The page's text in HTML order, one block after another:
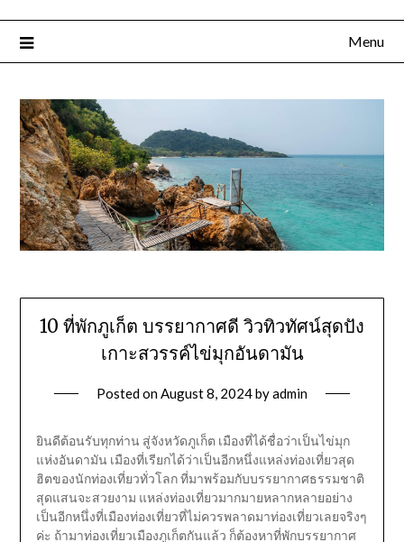
Menu
10 ที่พักภูเก็ต บรรยากาศดี วิวทิวทัศน์สุดปัง
เกาะสวรรค์ไข่มุกอันดามัน
Posted onAugust 8, 2024byadmin
ยินดีต้อนรับทุกท่าน สู่จังหวัดภูเก็ต เมืองที่ได้ชื่อว่าเป็นไข่มุก
แห่งอันดามัน เมืองที่เรียกได้ว่าเป็นอีกหนึ่งแหล่งท่องเที่ยวสุด
ฮิตของนักท่องเที่ยวทั่วโลก ที่มาพร้อมกับบรรยากาศธรรมชาติ
สุดแสนจะสวยงาม แหล่งท่องเที่ยวมากมายหลากหลายอย่าง
เป็นอีกหนึ่งที่เมืองท่องเที่ยวที่ไม่ควรพลาดมาท่องเที่ยวเลยจริงๆ
ค่ะ ถ้ามาท่องเที่ยวเมืองภูเก็ตกันแล้ว ก็ต้องหาที่พักบรรยากาศ